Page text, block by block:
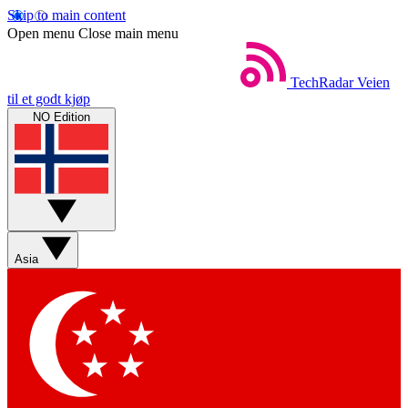
Skip to main content
Open menu Close main menu
TechRadar Veien
til et godt kjøp
NO Edition
Asia